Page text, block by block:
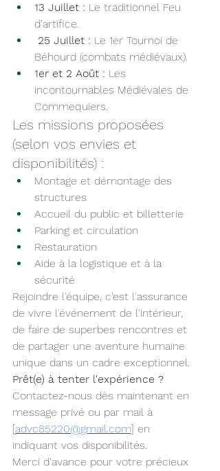
13 Juillet : Le traditionnel Feu
d'artifice.
25 Juillet : Le 1er Tournoi de
Béhourd (combats médiévaux).
1er et 2 Août : Les
incontournables Médiévales de
Commequiers.
Les missions proposées
(selon vos envies et
disponibilités) :
Montage et démontage des
structures
Accueil du public et billetterie
Parking et circulation
Restauration
Aide à la logistique et à la
sécurité
Rejoindre l'équipe, c'est l'assurance
de vivre l'événement de l'intérieur,
de faire de superbes rencontres et
de partager une aventure humaine
unique dans un cadre exceptionnel.
Prêt(e) à tenter l'expérience ?
Contactez-nous dès maintenant en
message privé ou par mail à
[advc85220@gmail.com] en
indiquant vos disponibilités.
Merci d'avance pour votre précieux